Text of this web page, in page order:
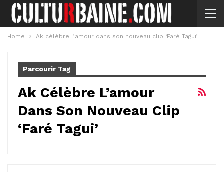
Home Ak célèbre l’amour dans son nouveau clip ‘Faré Tagui’
Parcourir Tag
Ak Célèbre L’amour
Dans Son Nouveau Clip
‘Faré Tagui’